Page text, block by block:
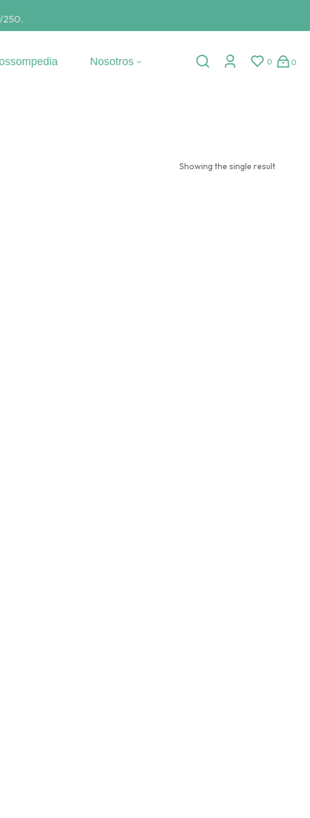
250.
Nosotros 0 0
Showing the single result